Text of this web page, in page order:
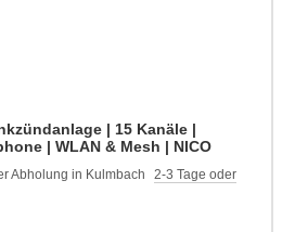
| 15 Kanäle |
| WLAN & Mesh | NICO
2-3 Tage oder